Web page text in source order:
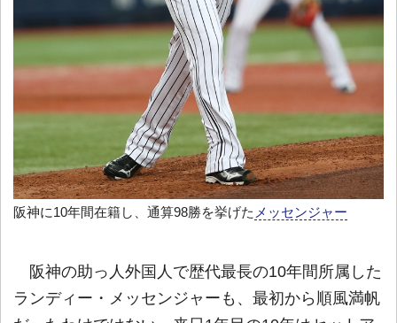
阪神に10年間在籍し、通算98勝を挙げた メッセンジャー
阪神の助っ人外国人で歴代最長の10年間所属した
ランディー・メッセンジャーも、最初から順風満帆